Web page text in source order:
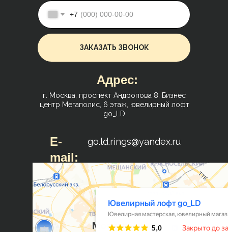
Адрес:
г. Москва, проспект Андропова 8, Бизнес
центр Мегаполис, 6 этаж, ювелирный лофт
go_LD
E-
mail:
go.ld.rings@yandex.ru
+7
ЗАКАЗАТЬ ЗВОНОК